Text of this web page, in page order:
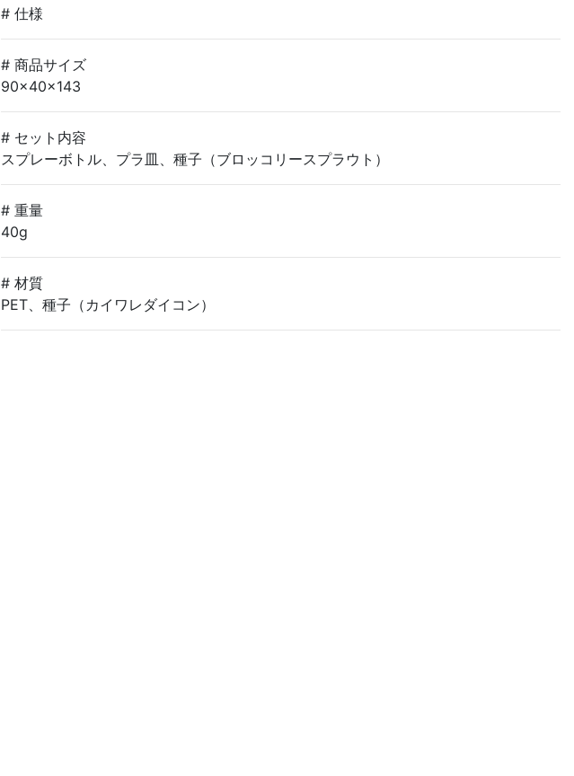
# 仕様
# 商品サイズ
90×40×143
# セット内容
スプレーボトル、プラ皿、種子（ブロッコリースプラウト）
# 重量
40g
# 材質
PET、種子（カイワレダイコン）